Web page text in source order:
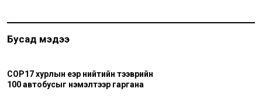
Бусад мэдээ
СОР17 хурлын үеэр нийтийн тээврийн
100 автобусыг нэмэлтээр гаргана